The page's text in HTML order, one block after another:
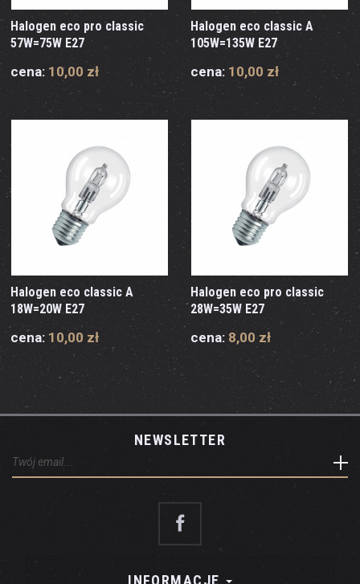
Halogen eco pro classic
57W=75W E27
cena: 10,00 zł
Halogen eco classic A
105W=135W E27
cena: 10,00 zł
Halogen eco classic A
18W=20W E27
cena: 10,00 zł
Halogen eco pro classic
28W=35W E27
cena: 8,00 zł
NEWSLETTER
INFORMACJE